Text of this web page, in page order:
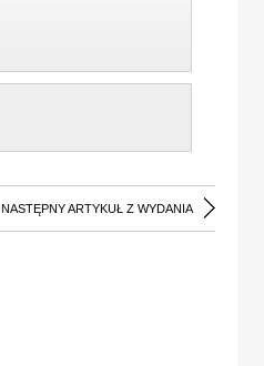
NASTĘPNY ARTYKUŁ Z WYDANIA